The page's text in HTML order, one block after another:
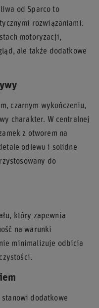
od Sparco to
rozwiązaniami.
motoryzacji,
ale także dodatkowe
czarnym wykończeniu,
charakter. W centralnej
z otworem na
odlewu i solidne
do
który zapewnia
na warunki
minimalizuje odbicia
dodatkowe